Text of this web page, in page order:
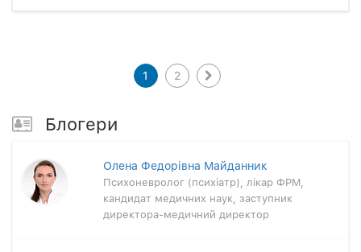
1 2
Блогери
Олена Федорівна Майданник
Психоневролог (психіатр), лікар ФРМ,
кандидат медичних наук, заступник
директора-медичний директор